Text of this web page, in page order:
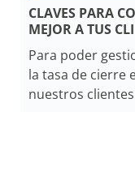
CLAVES PARA
MEJOR A TUS
Para poder
la tasa de cierre
nuestros